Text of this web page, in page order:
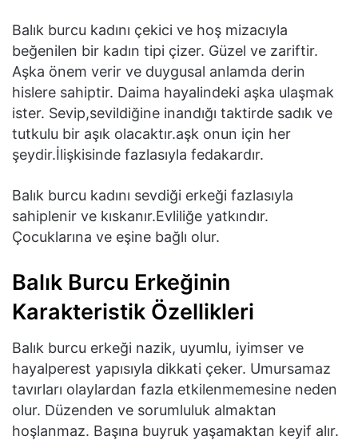
Balık burcu kadını çekici ve hoş mizacıyla
beğenilen bir kadın tipi çizer. Güzel ve zariftir.
Aşka önem verir ve duygusal anlamda derin
hislere sahiptir. Daima hayalindeki aşka ulaşmak
ister. Sevip,sevildiğine inandığı taktirde sadık ve
tutkulu bir aşık olacaktır.aşk onun için her
şeydir.İlişkisinde fazlasıyla fedakardır.
Balık burcu kadını sevdiği erkeği fazlasıyla
sahiplenir ve kıskanır.Evliliğe yatkındır.
Çocuklarına ve eşine bağlı olur.
Balık Burcu Erkeğinin
Karakteristik Özellikleri
Balık burcu erkeği nazik, uyumlu, iyimser ve
hayalperest yapısıyla dikkati çeker. Umursamaz
tavırları olaylardan fazla etkilenmemesine neden
olur. Düzenden ve sorumluluk almaktan
hoşlanmaz. Başına buyruk yaşamaktan keyif alır.